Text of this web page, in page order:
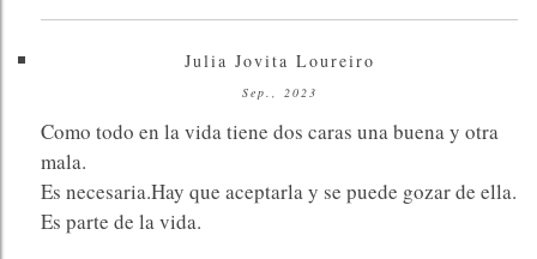
Julia Jovita Loureiro
Sep., 2023
Como todo en la vida tiene dos caras una buena y otra
mala.
Es necesaria.Hay que aceptarla y se puede gozar de ella.
Es parte de la vida.